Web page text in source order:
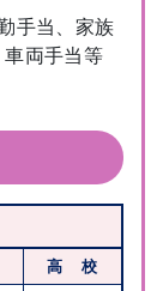
手当、家族
車両手当等
高 校